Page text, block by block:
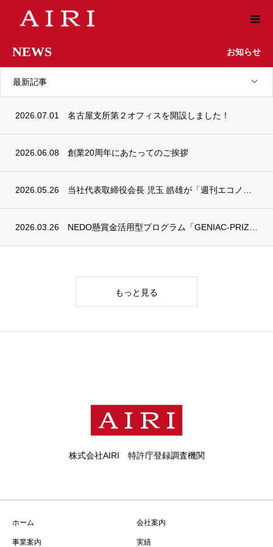
NEWS お知らせ
最新記事
2026.07.01 名古屋支所第２オフィスを開設しました！
2026.06.08 創業20周年にあたってのご挨拶
2026.05.26
2026.03.26
もっと見る
株式会社AIRI 特許庁登録調査機関
ホーム 会社案内
事業案内 実績